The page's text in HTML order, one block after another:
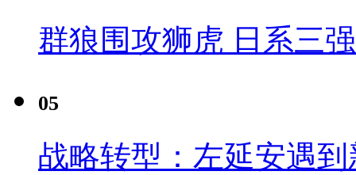
群狼围攻狮虎 日系三
05
战略转型：左延安遇